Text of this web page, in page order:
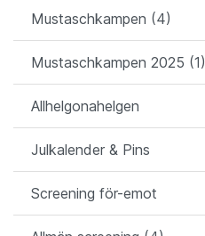
Mustaschkampen (4)
Mustaschkampen 2025 (1)
Allhelgonahelgen
Julkalender & Pins
Screening för-emot